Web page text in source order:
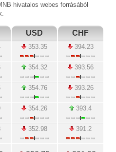
hivatalos webes forrásából
USD CHF
353.35 394.23
354.32 393.56
354.76 393.26
354.26 393.4
352.98 391.2